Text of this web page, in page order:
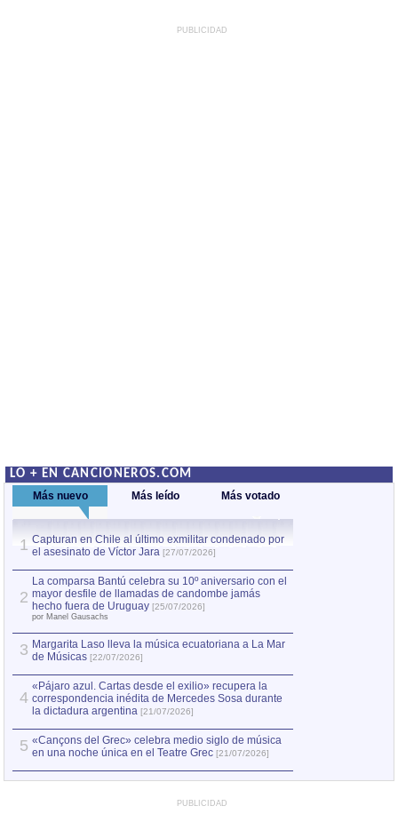
PUBLICIDAD
LO + EN CANCIONEROS.COM
Más nuevo Más leído Más votado
1 Capturan en Chile al último exmilitar condenado por
el asesinato de Víctor Jara [27/07/2026]
2
La comparsa Bantú celebra su 10º aniversario con el
mayor desfile de llamadas de candombe jamás
hecho fuera de Uruguay [25/07/2026]
por Manel Gausachs
3 Margarita Laso lleva la música ecuatoriana a La Mar
de Músicas [22/07/2026]
4
«Pájaro azul. Cartas desde el exilio» recupera la
correspondencia inédita de Mercedes Sosa durante
la dictadura argentina [21/07/2026]
5 «Cançons del Grec» celebra medio siglo de música
en una noche única en el Teatre Grec [21/07/2026]
PUBLICIDAD